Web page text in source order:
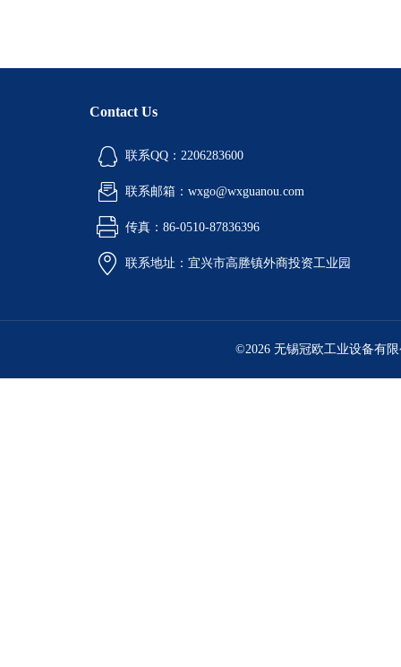
Contact Us
联系QQ：2206283600
联系邮箱：wxgo@wxguanou.com
传真：86-0510-87836396
联系地址：宜兴市高塍镇外商投资工业园
©2026 无锡冠欧工业设备有